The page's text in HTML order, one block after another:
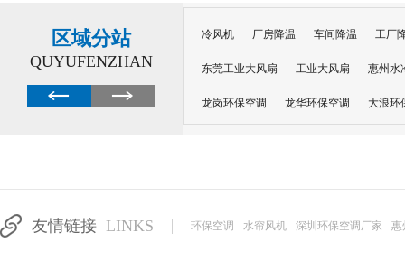
区域分站
QUYUFENZHAN
冷风机 厂房降温 车间降温 工厂
东莞工业大风扇 工业大风扇 惠州水
龙岗环保空调 龙华环保空调 大浪环
友情链接 LINKS 环保空调 水帘风机 深圳环保空调厂家 惠